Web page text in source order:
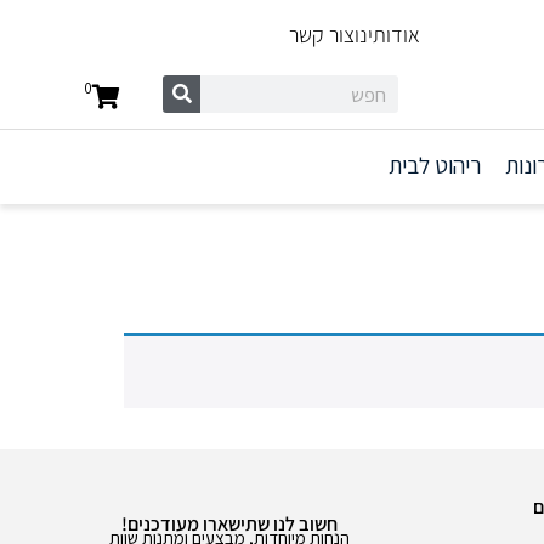
אודותינוצור קשר
0
ריהוט לבית
חשוב לנו שתישארו מעודכנים!
הנחות מיוחדות, מבצעים ומתנות שוות